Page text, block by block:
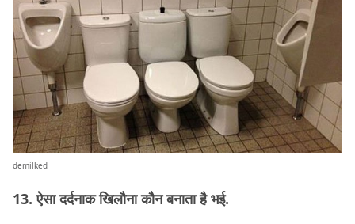
demilked
13. ऐसा दर्दनाक खिलौना कौन बनाता है भई.